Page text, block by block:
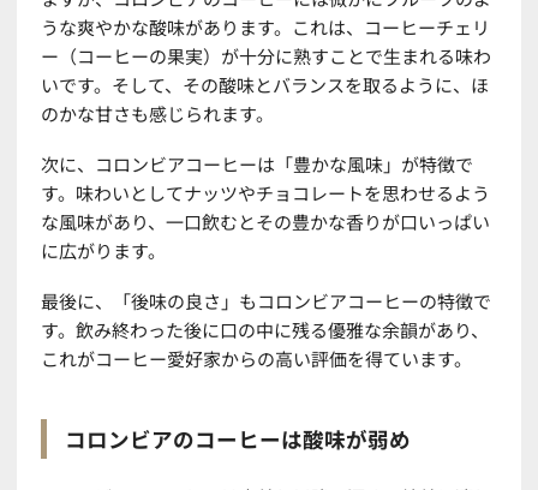
うな爽やかな酸味があります。これは、コーヒーチェリ
ー（コーヒーの果実）が十分に熟すことで生まれる味わ
いです。そして、その酸味とバランスを取るように、ほ
のかな甘さも感じられます。
次に、コロンビアコーヒーは「豊かな風味」が特徴で
す。味わいとしてナッツやチョコレートを思わせるよう
な風味があり、一口飲むとその豊かな香りが口いっぱい
に広がります。
最後に、「後味の良さ」もコロンビアコーヒーの特徴で
す。飲み終わった後に口の中に残る優雅な余韻があり、
これがコーヒー愛好家からの高い評価を得ています。
コロンビアのコーヒーは酸味が弱め